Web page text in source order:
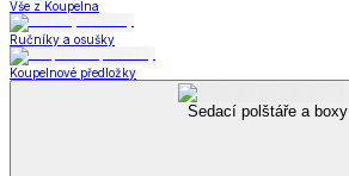
Vše z Koupelna
Ručníky a osušky
Koupelnové předložky
Sedací polštáře a boxy